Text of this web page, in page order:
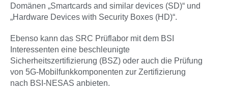
Domänen „Smartcards and similar devices (SD)“ und
„Hardware Devices with Security Boxes (HD)“.
Ebenso kann das SRC Prüflabor mit dem BSI
Interessenten eine beschleunigte
Sicherheitszertifizierung (BSZ) oder auch die Prüfung
von 5G-Mobilfunkkomponenten zur Zertifizierung
nach BSI-NESAS anbieten.